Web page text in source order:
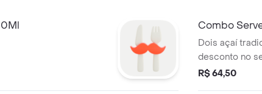
Combo
Dois açaí tradicional
desconto no
R$ 64,50